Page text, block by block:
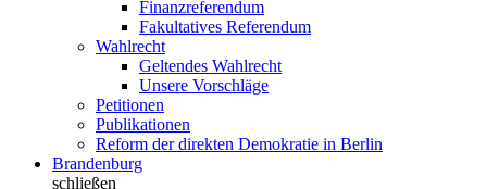
Finanzreferendum
Fakultatives Referendum
Wahlrecht
Geltendes Wahlrecht
Unsere Vorschläge
Petitionen
Publikationen
Reform der direkten Demokratie in Berlin
Brandenburg
schließen